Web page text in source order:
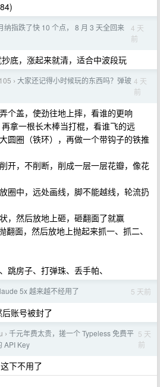
纳指跌了快 10 个点， 8 月 3 天全回来
4 天
前
底，涨起来就清，适合中波段玩
› 大家还记得小时候玩的东西吗？弹玻 4 天
前
个盖，使劲往地上摔，看谁的更响
拿一根长木棒当打棍，看谁飞的远
圆圈（铁环），再做一个带钩子的铁推
开，不削断，削成一层一层花瓣，像花
圈中，远处画线，脚不能越线，轮流扔
，然后放地上砸，砸翻面了就赢
面，然后放地上抛起来抓一、抓二、
跳房子、打弹珠、丢手帕、
5x 越来越不经用了 5 天前
账号被封了
› 千元年费太贵，搓一个 Typeless 免费平
API Key
5 天
前
下不用了